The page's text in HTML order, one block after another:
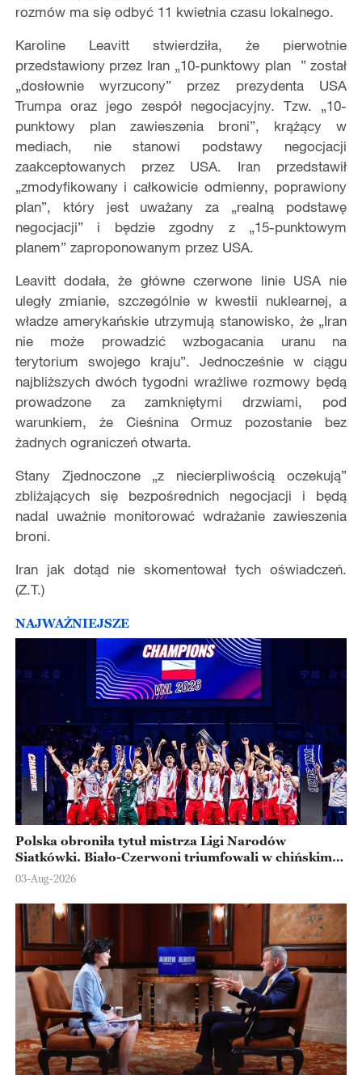
rozmów ma się odbyć 11 kwietnia czasu lokalnego.
Karoline Leavitt stwierdziła, że pierwotnie
przedstawiony przez Iran „10-punktowy plan ” został
„dosłownie wyrzucony” przez prezydenta USA
Trumpa oraz jego zespół negocjacyjny. Tzw. „10-
punktowy plan zawieszenia broni”, krążący w
mediach, nie stanowi podstawy negocjacji
zaakceptowanych przez USA. Iran przedstawił
„zmodyfikowany i całkowicie odmienny, poprawiony
plan”, który jest uważany za „realną podstawę
negocjacji” i będzie zgodny z „15-punktowym
planem” zaproponowanym przez USA.
Leavitt dodała, że główne czerwone linie USA nie
uległy zmianie, szczególnie w kwestii nuklearnej, a
władze amerykańskie utrzymują stanowisko, że „Iran
nie może prowadzić wzbogacania uranu na
terytorium swojego kraju”. Jednocześnie w ciągu
najbliższych dwóch tygodni wrażliwe rozmowy będą
prowadzone za zamkniętymi drzwiami, pod
warunkiem, że Cieśnina Ormuz pozostanie bez
żadnych ograniczeń otwarta.
Stany Zjednoczone „z niecierpliwością oczekują”
zbliżających się bezpośrednich negocjacji i będą
nadal uważnie monitorować wdrażanie zawieszenia
broni.
Iran jak dotąd nie skomentował tych oświadczeń.
(Z.T.)
NAJWAŻNIEJSZE
Polska obroniła tytuł mistrza Ligi Narodów
Siatkówki. Biało-Czerwoni triumfowali w chińskim
Ningbo
03-Aug-2026